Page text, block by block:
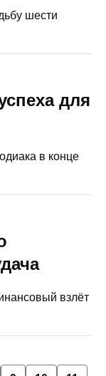
шести
для
в конце
взлёт